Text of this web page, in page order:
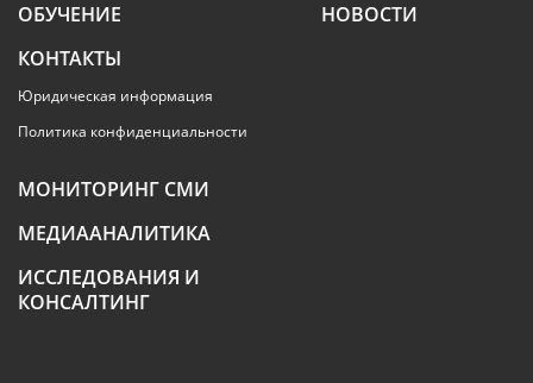
ОБУЧЕНИЕ
НОВОСТИ
КОНТАКТЫ
Юридическая информация
Политика конфиденциальности
МОНИТОРИНГ СМИ
МЕДИААНАЛИТИКА
ИССЛЕДОВАНИЯ И
КОНСАЛТИНГ